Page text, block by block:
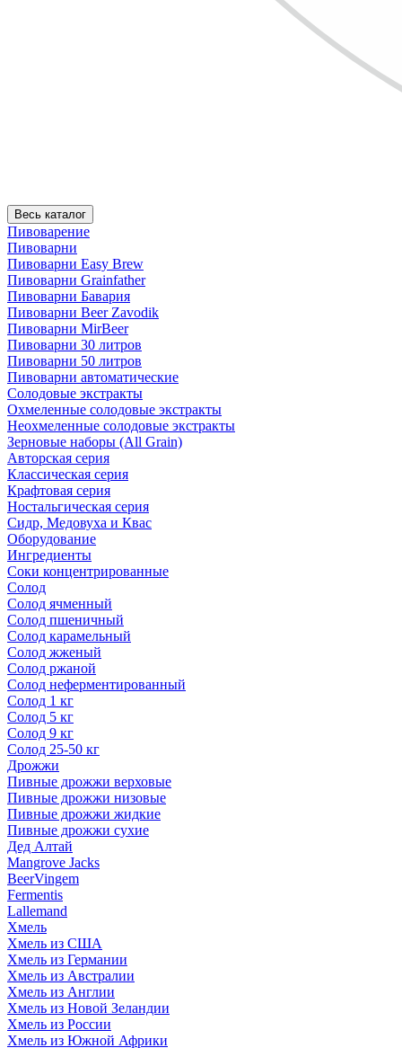
Весь каталог
Пивоварение
Пивоварни
Пивоварни Easy Brew
Пивоварни Grainfather
Пивоварни Бавария
Пивоварни Beer Zavodik
Пивоварни MirBeer
Пивоварни 30 литров
Пивоварни 50 литров
Пивоварни автоматические
Солодовые экстракты
Охмеленные солодовые экстракты
Неохмеленные солодовые экстракты
Зерновые наборы (All Grain)
Авторская серия
Классическая серия
Крафтовая серия
Ностальгическая серия
Сидр, Медовуха и Квас
Оборудование
Ингредиенты
Соки концентрированные
Солод
Солод ячменный
Солод пшеничный
Солод карамельный
Солод жженый
Солод ржаной
Солод неферментированный
Солод 1 кг
Солод 5 кг
Солод 9 кг
Солод 25-50 кг
Дрожжи
Пивные дрожжи верховые
Пивные дрожжи низовые
Пивные дрожжи жидкие
Пивные дрожжи сухие
Дед Алтай
Mangrove Jacks
BeerVingem
Fermentis
Lallemand
Хмель
Хмель из США
Хмель из Германии
Хмель из Австралии
Хмель из Англии
Хмель из Новой Зеландии
Хмель из России
Хмель из Южной Африки